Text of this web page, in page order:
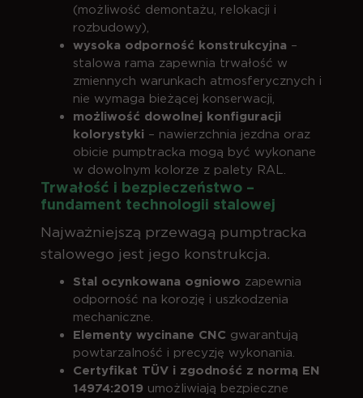
(możliwość demontażu, relokacji i
rozbudowy),
wysoka odporność konstrukcyjna –
stalowa rama zapewnia trwałość w
zmiennych warunkach atmosferycznych i
nie wymaga bieżącej konserwacji,
możliwość dowolnej konfiguracji
kolorystyki – nawierzchnia jezdna oraz
obicie pumptracka mogą być wykonane
w dowolnym kolorze z palety RAL.
Trwałość i bezpieczeństwo –
fundament technologii stalowej
Najważniejszą przewagą pumptracka
stalowego jest jego konstrukcja.
Stal ocynkowana ogniowo zapewnia
odporność na korozję i uszkodzenia
mechaniczne.
Elementy wycinane CNC gwarantują
powtarzalność i precyzję wykonania.
Certyfikat TÜV i zgodność z normą EN
14974:2019 umożliwiają bezpieczne